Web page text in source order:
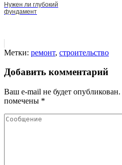
Нужен ли глубокий
фундамент
Метки: ремонт, строительство
Добавить комментарий
Ваш e-mail не будет опубликован.
помечены *